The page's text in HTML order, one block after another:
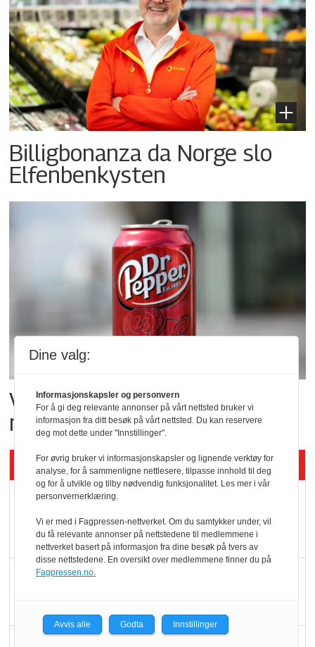
Billigbonanza da Norge slo
Elfenbenkysten
Vil vokse i brusmarkedet
med Dr Pepper
Siste artikler - KBS
Mat er viktigere enn
pris når elbilister
velger ladestopp
Dine valg:
Informasjonskapsler og personvern
For å gi deg relevante annonser på vårt nettsted bruker vi
informasjon fra ditt besøk på vårt nettsted. Du kan reservere
deg mot dette under "Innstillinger".
For øvrig bruker vi informasjonskapsler og lignende verktøy for
analyse, for å sammenligne nettlesere, tilpasse innhold til deg
og for å utvikle og tilby nødvendig funksjonalitet. Les mer i vår
personvernerklæring.
Vi er med i Fagpressen-nettverket. Om du samtykker under, vil
du få relevante annonser på nettstedene til medlemmene i
nettverket basert på informasjon fra dine besøk på tvers av
disse nettstedene. En oversikt over medlemmene finner du på
Fagpressen.no.
Avvis alle Godta Innstillinger